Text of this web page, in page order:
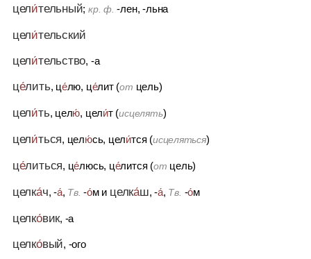
цели́тельный;кр. ф. -лен, -льна
цели́тельский
цели́тельство, -а
це́лить, це́лю, це́лит (от цель)
цели́ть, целю́, цели́т (исцелять)
цели́ться, целю́сь, цели́тся (исцеляться)
це́литься, це́люсь, це́лится (от цель)
целка́ч, -а́, Тв. -о́м и целка́ш, -а́, Тв. -о́м
целко́вик, -а
целко́вый, -ого